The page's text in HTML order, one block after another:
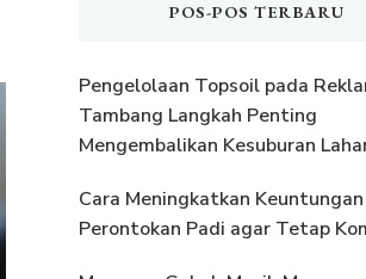
POS-POS TERBARU
Pengelolaan Topsoil pada
Tambang Langkah Penting
Mengembalikan Kesuburan
Cara Meningkatkan Keuntungan
Perontokan Padi agar Tetap